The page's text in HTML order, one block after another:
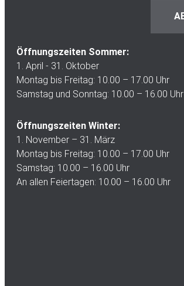
Öffnungszeiten Sommer:
1. April - 31. Oktober
Montag bis Freitag: 10.00 – 17.00 Uhr
Samstag und Sonntag: 10.00 – 16.00 Uhr
Öffnungszeiten Winter:
1. November – 31. März
Montag bis Freitag: 10.00 – 17.00 Uhr
Samstag: 10.00 – 16.00 Uhr
An allen Feiertagen: 10.00 – 16.00 Uhr